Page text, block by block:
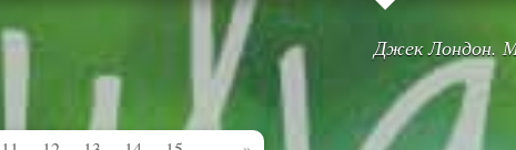
Джек Лондон.